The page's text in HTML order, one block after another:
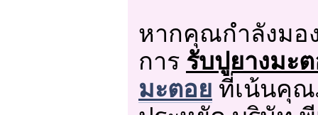
หากคุณกำลังมอ
การ รับปูยางมะ
มะตอย ที่เน้นคุณ